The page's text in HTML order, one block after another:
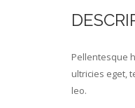
Pellentesque
ultricies eget,
leo.